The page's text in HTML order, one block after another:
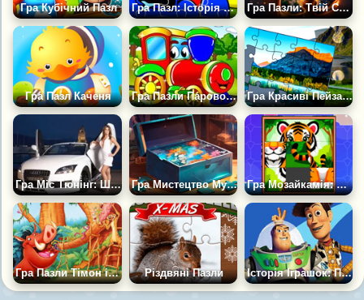
Гра Кубічний Пазл Гра Пазл: Історія Алфавіту Гра Пазли: Твій Світ
Гра Пазл Каченя Гра Пазли Паровозик Гра Красиві Пейзажі: Пазл
Гра Міс Тюнінг: Шоу Дівчат — Пазли Гра Мистецтво Мультяшних Пазлів Гра Мозайкамія: Подорож у Світ Чарівних Пазлів
Гра Пазли Тімон і Пумба Різдвяні Пазли Історія Іграшок: Паззл Вуді та Базза